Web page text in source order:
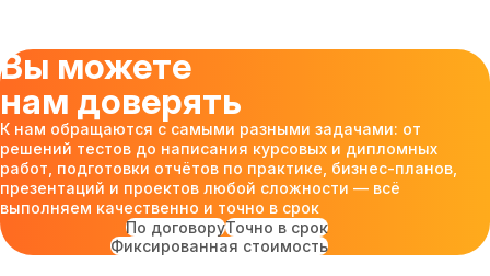
Вы можете
нам доверять
К нам обращаются с самыми разными задачами: от
решений тестов до написания курсовых и дипломных
работ, подготовки отчётов по практике, бизнес-планов,
презентаций и проектов любой сложности — всё
выполняем качественно и точно в срок
По договоруТочно в срок
Фиксированная стоимость